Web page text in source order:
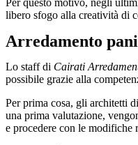
Per questo motivo, negli
libero sfogo alla creatività di
Arredamento
Lo staff di Cairati
possibile grazie alla
Per prima cosa, gli architetti di
una prima valutazione,
e procedere con le modifiche